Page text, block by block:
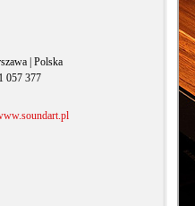
| Polska
057 377